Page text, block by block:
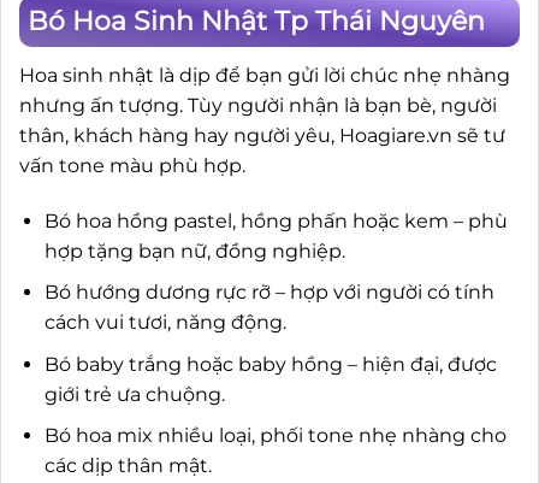
Bó Hoa Sinh Nhật Tp Thái Nguyên
Hoa sinh nhật là dịp để bạn gửi lời chúc nhẹ nhàng
nhưng ấn tượng. Tùy người nhận là bạn bè, người
thân, khách hàng hay người yêu, Hoagiare.vn sẽ tư
vấn tone màu phù hợp.
Bó hoa hồng pastel, hồng phấn hoặc kem – phù
hợp tặng bạn nữ, đồng nghiệp.
Bó hướng dương rực rỡ – hợp với người có tính
cách vui tươi, năng động.
Bó baby trắng hoặc baby hồng – hiện đại, được
giới trẻ ưa chuộng.
Bó hoa mix nhiều loại, phối tone nhẹ nhàng cho
các dịp thân mật.